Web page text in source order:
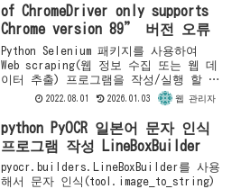
of ChromeDriver only supports
Chrome version 89” 버전 오류
Python Selenium 패키지를 사용하여
Web scraping(웹 정보 수집 또는 웹 데
이터 추출) 프로그램을 작성/실행 할 때
다음과 같은 오류가 발생했다면
ChromeDriver의 버전과 google Ch...
2022.08.01 2026.01.03 웹 관리자
python PyOCR 일본어 문자 인식
프로그램 작성 LineBoxBuilder
pyocr.builders.LineBoxBuilder를 사용
해서 문자 인식(tool.image_to_string)